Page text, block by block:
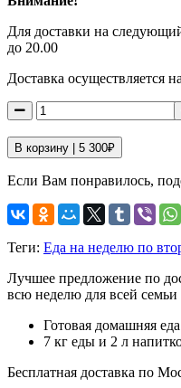
Для доставки на
до 20.00
Доставка осуществляется
В корзину | 5 300₽
Если Вам понравилось,
Теги: Еда на неделю по
Лучшее предложение по
всю неделю для всей
Готовая домашняя
7 кг еды и 2 л
Бесплатная доставка по